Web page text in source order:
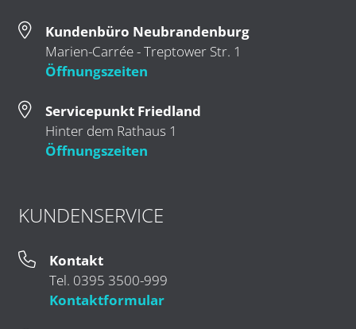
Kundenbüro Neubrandenburg
Marien-Carrée - Treptower Str. 1
Öffnungszeiten
Servicepunkt Friedland
Hinter dem Rathaus 1
Öffnungszeiten
KUNDENSERVICE
Kontakt
Tel. 0395 3500-999
Kontaktformular